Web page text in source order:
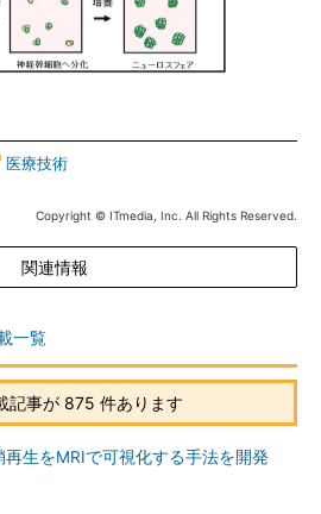
医療技術
Copyright © ITmedia, Inc. All Rights Reserved.
関連情報
一覧
記事が 875 件あります
再生をMRIで可視化する手法を開発